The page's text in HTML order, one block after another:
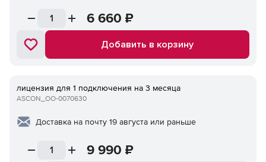
6 660 ₽
Добавить в корзину
лицензия для 1 подключения на 3 месяца
ASCON_ОО-0070630
Доставка на почту 19 августа или раньше
9 990 ₽